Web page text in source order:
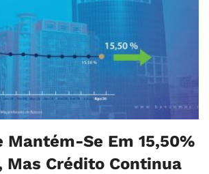
Mantém-Se Em 15,50%
Mas Crédito Continua